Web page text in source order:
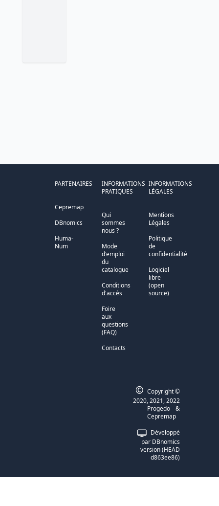
PARTENAIRES
Cepremap
DBnomics
Huma-
Num
INFORMATIONS
PRATIQUES
Qui
sommes
nous ?
Mode
d'emploi
du
catalogue
Conditions
d'accès
Foire
aux
questions
(FAQ)
Contacts
INFORMATIONS
LÉGALES
Mentions
Légales
Politique
de
confidentialité
Logiciel
libre
(open
source)
Développé
par DBnomics
version(HEAD
d863ee86)
© Copyright ©
2020, 2021, 2022
Progedo
&
Cepremap